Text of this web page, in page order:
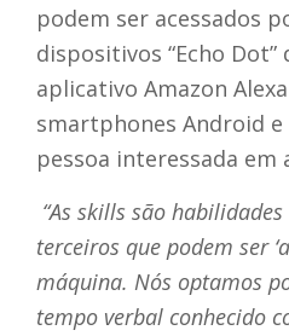
podem ser acessados
dispositivos “Echo
aplicativo Amazon
smartphones Android
pessoa interessada
“As skills são
terceiros que podem ser
máquina. Nós optamos
tempo verbal conhecido